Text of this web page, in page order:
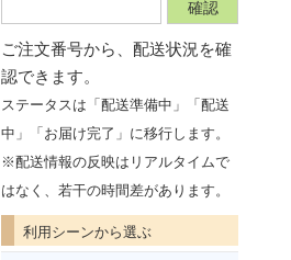
ご注文番号から、 配送状況を確
認できます。
ステータスは「配送準備中」「配送
中」「お届け完了」に移行します。
※配送情報の反映はリアルタイムで
はなく、若干の時間差があります。
利用シーンから選ぶ